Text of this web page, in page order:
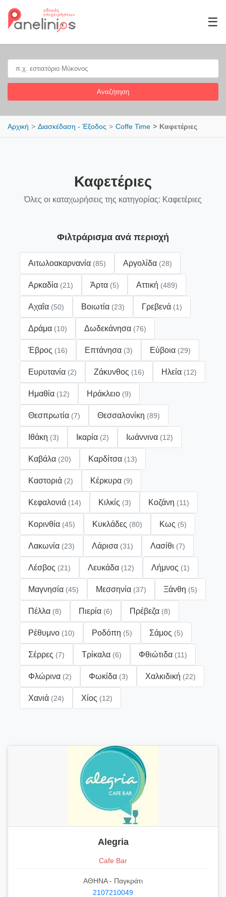
☰
Αναζήτηση
Αρχική Διασκέδαση - Έξοδος Coffe Time Καφετέριες
Καφετέριες
Όλες οι καταχωρήσεις της κατηγορίας: Καφετέριες
Φιλτράρισμα ανά περιοχή
Αιτωλοακαρνανία (85) Αργολίδα (28)
Αρκαδία (21) Άρτα (5) Αττική (489)
Αχαΐα (50) Βοιωτία (23) Γρεβενά (1)
Δράμα (10) Δωδεκάνησα (76)
Έβρος (16) Επτάνησα (3) Εύβοια (29)
Ευρυτανία (2) Ζάκυνθος (16) Ηλεία (12)
Ημαθία (12) Ηράκλειο (9)
Θεσπρωτία (7) Θεσσαλονίκη (89)
Ιθάκη (3) Ικαρία (2) Ιωάννινα (12)
Καβάλα (20) Καρδίτσα (13)
Καστοριά (2) Κέρκυρα (9)
Κεφαλονιά (14) Κιλκίς (3) Κοζάνη (11)
Κορινθία (45) Κυκλάδες (80) Κως (5)
Λακωνία (23) Λάρισα (31) Λασίθι (7)
Λέσβος (21) Λευκάδα (12) Λήμνος (1)
Μαγνησία (45) Μεσσηνία (37) Ξάνθη (5)
Πέλλα (8) Πιερία (6) Πρέβεζα (8)
Ρέθυμνο (10) Ροδόπη (5) Σάμος (5)
Σέρρες (7) Τρίκαλα (6) Φθιώτιδα (11)
Φλώρινα (2) Φωκίδα (3) Χαλκιδική (22)
Χανιά (24) Χίος (12)
Alegria
Cafe Bar
ΑΘΗΝΑ - Παγκράτι
2107210049